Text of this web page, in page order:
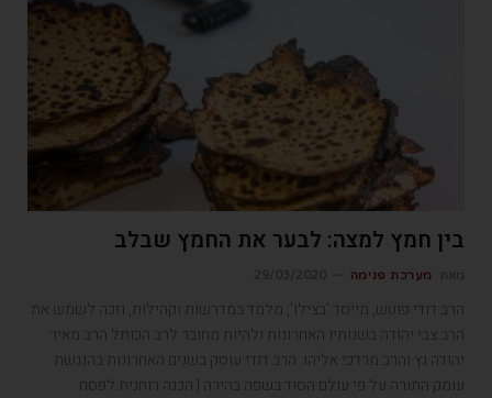
בין חמץ למצה: לבער את החמץ שבלב
מערכת פנימה
הרב דודי פוטש, מייסד 'בצילו', מלמד במדרשות וקהילות, וזכה לשמש את
הרב צבי יהודה בשנותיו האחרונות ולהיות מחובר לרב הכותל הרב מאיר
יהודה גץ והרב מרדכי אליהו. הרב דודי עוסק בשנים האחרונות בהנגשת
עומק התורה על פי עולם הסוד בשפה בהירה | הכנה רוחנית לפסח